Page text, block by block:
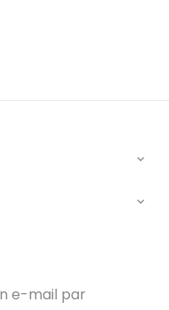


e-mail par